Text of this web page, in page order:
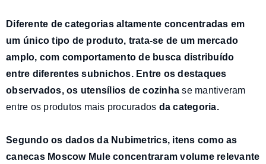
Diferente de categorias altamente concentradas em
um único tipo de produto, trata-se de um mercado
amplo, com comportamento de busca distribuído
entre diferentes subnichos. Entre os destaques
observados, os utensílios de cozinhase mantiveram
entre os produtos mais procurados da categoria.
Segundo os dados da Nubimetrics, itens como as
canecas Moscow Muleconcentraram volume relevante